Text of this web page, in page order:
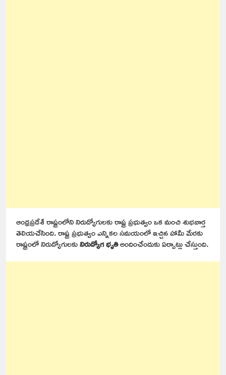
ఆంధ్రప్రదేశ్ రాష్ట్రంలోని నిరుద్యోగులకు రాష్ట్ర ప్రభుత్వం ఒక మంచి శుభవార్త
తెలియచేసింది. రాష్ట్ర ప్రభుత్వం ఎన్నికల సమయంలో ఇచ్చిన హామీ మేరకు
రాష్ట్రంలో నిరుద్యోగులకునిరుద్యోగ భృతిఅందించేందుకు ఏర్పాట్లు చేస్తుంది.